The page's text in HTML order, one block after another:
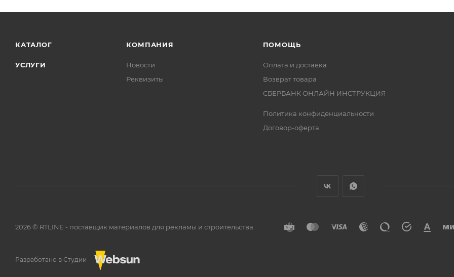
КАТАЛОГ
УСЛУГИ
КОМПАНИЯ
Новости
Реквизиты
ПОМОЩЬ
Оплата и доставка
Возврат товара
СБЕРБАНК ОНЛАЙН ИНСТРУКЦИЯ
Политика конфиденциальности
Договор-оферта
2026 © RTLINE - поставщик материалов для рекламы и строительства
Разработано в Студии